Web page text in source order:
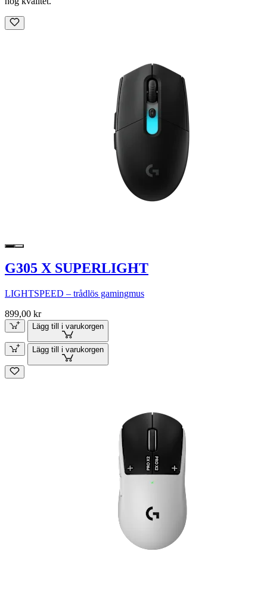
G305 X SUPERLIGHT
LIGHTSPEED – trådlös gamingmus
899,00 kr
Lägg till i varukorgen
Lägg till i varukorgen